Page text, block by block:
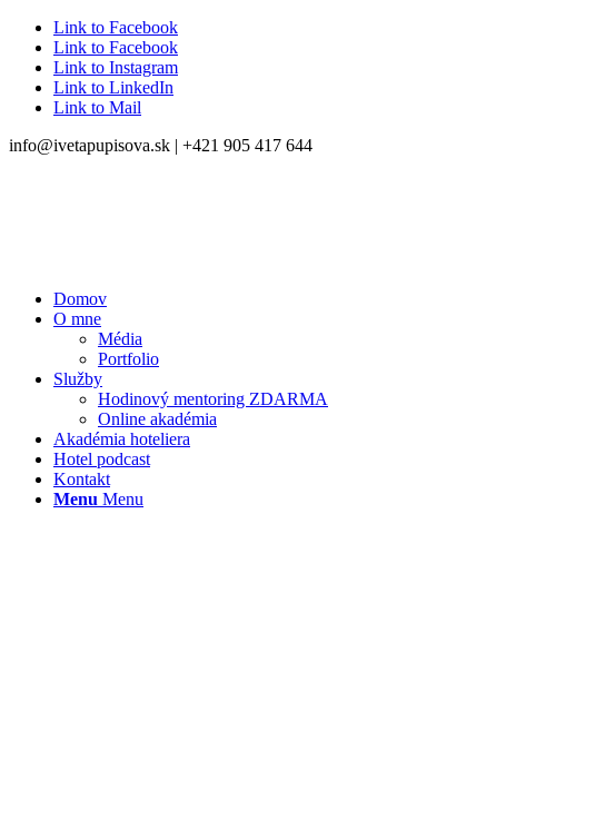
Link to Facebook
Link to Facebook
Link to Instagram
Link to LinkedIn
Link to Mail
info@ivetapupisova.sk | +421 905 417 644
Domov
O mne
Média
Portfolio
Služby
Hodinový mentoring ZDARMA
Online akadémia
Akadémia hoteliera
Hotel podcast
Kontakt
Menu Menu